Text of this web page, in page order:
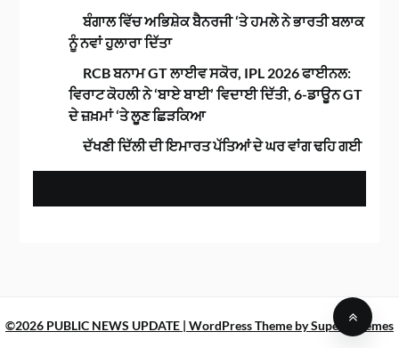
ਬੰਗਾਲ ਵਿੱਚ ਅਭਿਸ਼ੇਕ ਬੈਨਰਜੀ ‘ਤੇ ਹਮਲੇ ਨੇ ਭਾਰਤੀ ਬਲਾਕ
ਨੂੰ ਨਵਾਂ ਹੁਲਾਰਾ ਦਿੱਤਾ
RCB ਬਨਾਮ GT ਲਾਈਵ ਸਕੋਰ, IPL 2026 ਫਾਈਨਲ:
ਵਿਰਾਟ ਕੋਹਲੀ ਨੇ ‘ਬਾਏ ਬਾਈ’ ਵਿਦਾਈ ਦਿੱਤੀ, 6-ਡਾਊਨ GT
ਦੇ ਜ਼ਖ਼ਮਾਂ ‘ਤੇ ਲੂਣ ਛਿੜਕਿਆ
ਦੱਖਣੀ ਦਿੱਲੀ ਦੀ ਇਮਾਰਤ ਪੱਤਿਆਂ ਦੇ ਘਰ ਵਾਂਗ ਢਹਿ ਗਈ
©2026 PUBLIC NEWS UPDATE | WordPress Theme bySuperbThemes